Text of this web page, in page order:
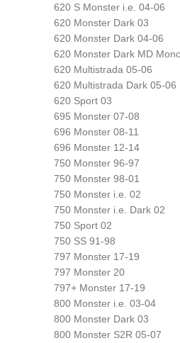
620 S Monster i.e. 04-06
620 Monster Dark 03
620 Monster Dark 04-06
620 Monster Dark MD
620 Multistrada 05-06
620 Multistrada Dark 05-06
620 Sport 03
695 Monster 07-08
696 Monster 08-11
696 Monster 12-14
750 Monster 96-97
750 Monster 98-01
750 Monster i.e. 02
750 Monster i.e. Dark 02
750 Sport 02
750 SS 91-98
797 Monster 17-19
797 Monster 20
797+ Monster 17-19
800 Monster i.e. 03-04
800 Monster Dark 03
800 Monster S2R 05-07